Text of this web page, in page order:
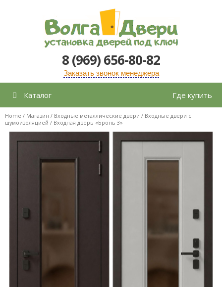
содержимому
8 (969) 656-80-82
Заказать звонок менеджера
Каталог Где купить
Home / Магазин / Входные металлические двери / Входные двери с
шумоизоляцией / Входная дверь «Бронь 3»